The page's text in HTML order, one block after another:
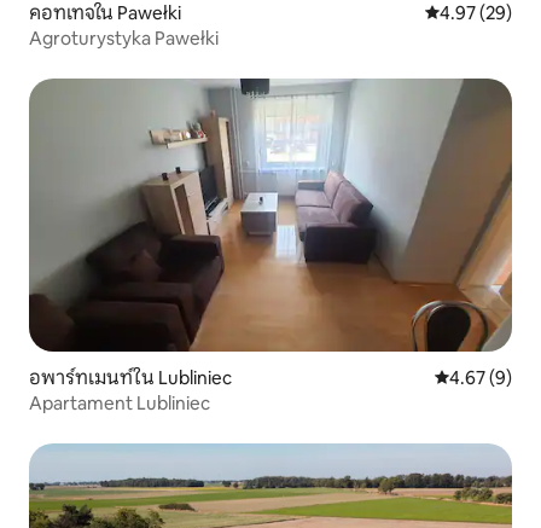
คอทเทจใน Pawełki คะแนนเฉลี่ย
4.97 (29)
Agroturystyka Pawełki
อพาร์ทเมนท์ใน Lubliniec คะแนนเฉลี่ย
4.67 (9)
Apartament Lubliniec